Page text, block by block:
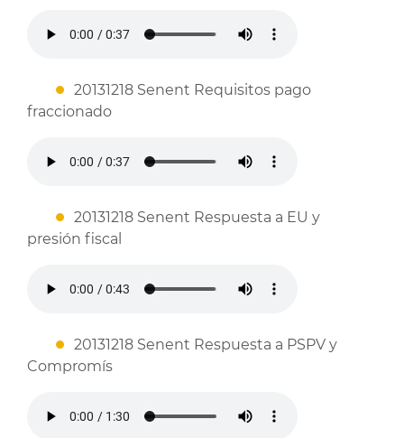
20131218 Senent Requisitos pago
fraccionado
20131218 Senent Respuesta a EU y
presión fiscal
20131218 Senent Respuesta a PSPV y
Compromís